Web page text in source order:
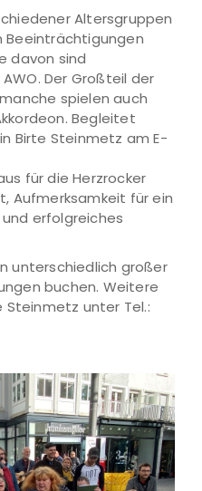
Altersgruppen
Beeinträchtigungen
davon sind
Der Großteil der
spielen auch
Begleitet
Birte Steinmetz am E-
für die Herzrocker
Aufmerksamkeit für ein
erfolgreiches
unterschiedlich großer
buchen. Weitere
unter Tel.: